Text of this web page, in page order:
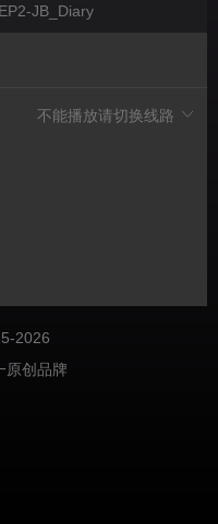
JB_Diary
不能播放请切换线路
2026
原创品牌